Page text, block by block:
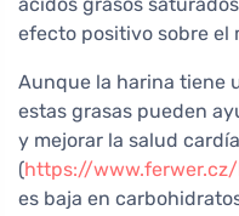
efecto positivo sobre el
Aunque la harina tiene
estas grasas pueden
y mejorar la salud
(https://
es baja en